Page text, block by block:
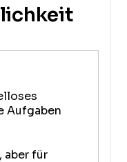
Aufgaben
aber für